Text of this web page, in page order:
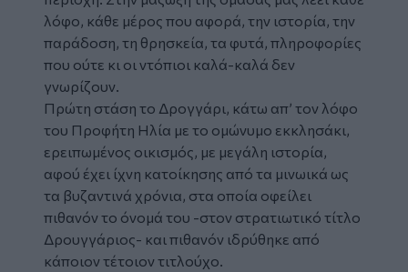
λόφο, κάθε μέρος που αφορά, την ιστορία, την
παράδοση, τη θρησκεία, τα φυτά, πληροφορίες
που ούτε κι οι ντόπιοι καλά-καλά δεν
γνωρίζουν.
Πρώτη στάση το Δρογγάρι, κάτω απ’ τον λόφο
του Προφήτη Ηλία με το ομώνυμο εκκλησάκι,
ερειπωμένος οικισμός, με μεγάλη ιστορία,
αφού έχει ίχνη κατοίκησης από τα μινωικά ως
τα βυζαντινά χρόνια, στα οποία οφείλει
πιθανόν το όνομά του -στον στρατιωτικό τίτλο
Δρουγγάριος- και πιθανόν ιδρύθηκε από
κάποιον τέτοιον τιτλούχο.